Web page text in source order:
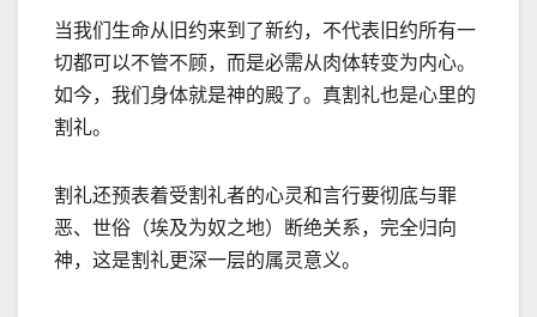
当我们生命从旧约来到了新约，不代表旧约所有一
切都可以不管不顾，而是必需从肉体转变为内心。
如今，我们身体就是神的殿了。真割礼也是心里的
割礼。
割礼还预表着受割礼者的心灵和言行要彻底与罪
恶、世俗（埃及为奴之地）断绝关系，完全归向
神，这是割礼更深一层的属灵意义。